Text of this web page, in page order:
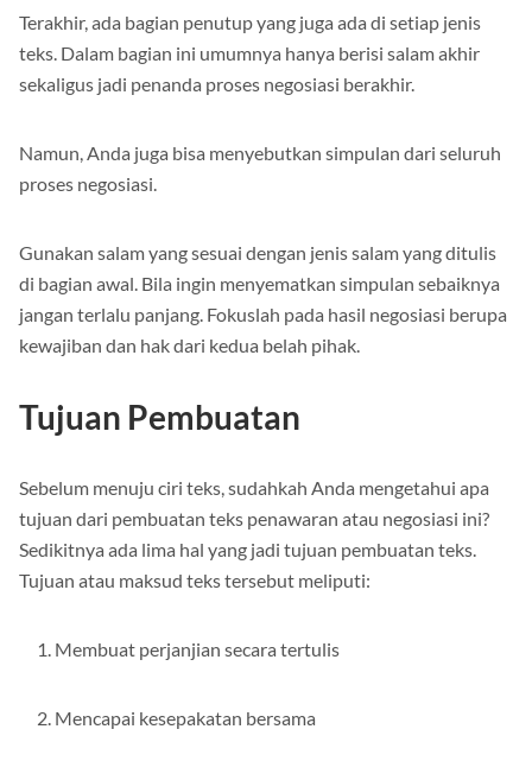
Terakhir, ada bagian penutup yang juga ada di setiap jenis
teks. Dalam bagian ini umumnya hanya berisi salam akhir
sekaligus jadi penanda proses negosiasi berakhir.
Namun, Anda juga bisa menyebutkan simpulan dari seluruh
proses negosiasi.
Gunakan salam yang sesuai dengan jenis salam yang ditulis
di bagian awal. Bila ingin menyematkan simpulan sebaiknya
jangan terlalu panjang. Fokuslah pada hasil negosiasi berupa
kewajiban dan hak dari kedua belah pihak.
Tujuan Pembuatan
Sebelum menuju ciri teks, sudahkah Anda mengetahui apa
tujuan dari pembuatan teks penawaran atau negosiasi ini?
Sedikitnya ada lima hal yang jadi tujuan pembuatan teks.
Tujuan atau maksud teks tersebut meliputi:
Membuat perjanjian secara tertulis
Mencapai kesepakatan bersama